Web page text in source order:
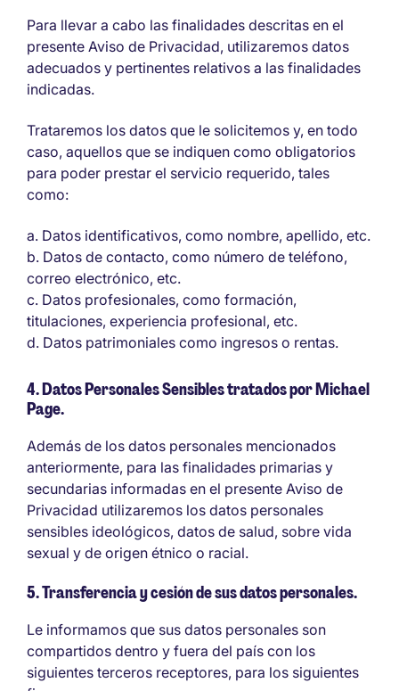
Para llevar a cabo las finalidades descritas en el
presente Aviso de Privacidad, utilizaremos datos
adecuados y pertinentes relativos a las finalidades
indicadas.
Trataremos los datos que le solicitemos y, en todo
caso, aquellos que se indiquen como obligatorios
para poder prestar el servicio requerido, tales
como:
Datos identificativos, como nombre, apellido, etc.
Datos de contacto, como número de teléfono,
correo electrónico, etc.
Datos profesionales, como formación,
titulaciones, experiencia profesional, etc.
Datos patrimoniales como ingresos o rentas.
4. Datos Personales Sensibles tratados por Michael
Page.
Además de los datos personales mencionados
anteriormente, para las finalidades primarias y
secundarias informadas en el presente Aviso de
Privacidad utilizaremos los datos personales
sensibles ideológicos, datos de salud, sobre vida
sexual y de origen étnico o racial.
5. Transferencia y cesión de sus datos personales.
Le informamos que sus datos personales son
compartidos dentro y fuera del país con los
siguientes terceros receptores, para los siguientes